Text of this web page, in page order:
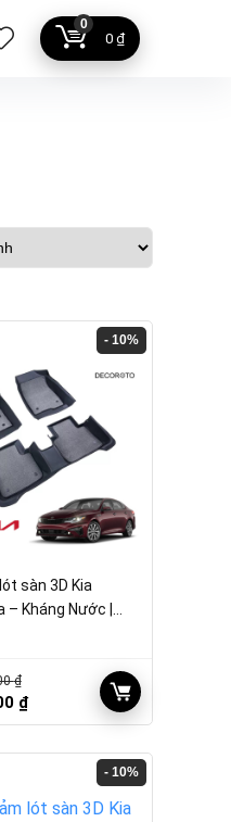
0
0 ₫
- 10%
sàn 3D Kia
– Kháng Nước |
₫
₫Giá
hiện
990.000 ₫.
- 10%